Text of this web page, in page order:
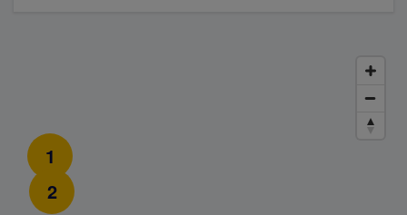
1
2